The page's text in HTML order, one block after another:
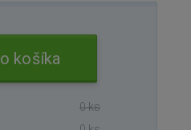
košíka
0 ks